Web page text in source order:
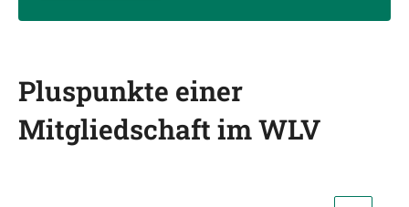
Pluspunkte einer
Mitgliedschaft im WLV